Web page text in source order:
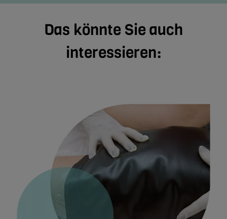
Das könnte Sie auch
interessieren: